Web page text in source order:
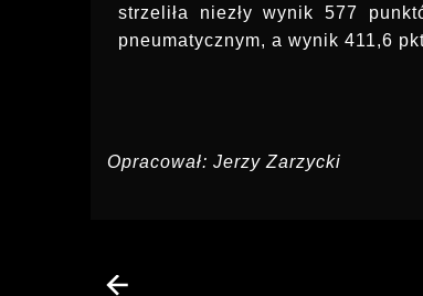
strzeliła niezły wynik 577
pneumatycznym, a wynik 411,6
Opracował: Jerzy Zarzycki